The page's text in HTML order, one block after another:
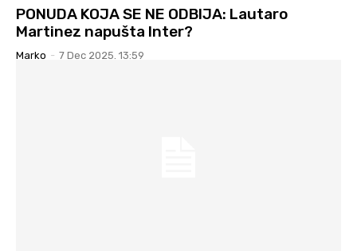
PONUDA KOJA SE NE ODBIJA: Lautaro
Martinez napušta Inter?
Marko - 7 Dec 2025. 13:59